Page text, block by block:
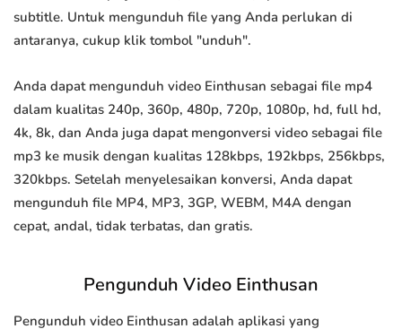
subtitle. Untuk mengunduh file yang Anda perlukan di
antaranya, cukup klik tombol "unduh".
Anda dapat mengunduh video Einthusan sebagai file mp4
dalam kualitas 240p, 360p, 480p, 720p, 1080p, hd, full hd,
4k, 8k, dan Anda juga dapat mengonversi video sebagai file
mp3 ke musik dengan kualitas 128kbps, 192kbps, 256kbps,
320kbps. Setelah menyelesaikan konversi, Anda dapat
mengunduh file MP4, MP3, 3GP, WEBM, M4A dengan
cepat, andal, tidak terbatas, dan gratis.
Pengunduh Video Einthusan
Pengunduh video Einthusan adalah aplikasi yang